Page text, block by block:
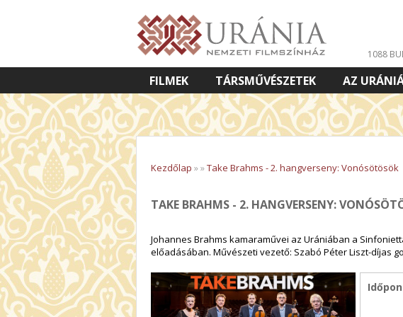
1088
FILMEK TÁRSMŰVÉSZETEK AZ
VETÍTETT KÉPES ELŐADÁSOK
Kezdőlap »»Take Brahms - 2. hangverseny: Vonósötösök
TAKE BRAHMS - 2. HANGVERSENY:
Johannes Brahms kamaraművei az Urániában a
előadásában. Művészeti vezető: Szabó Péter Liszt-díjas